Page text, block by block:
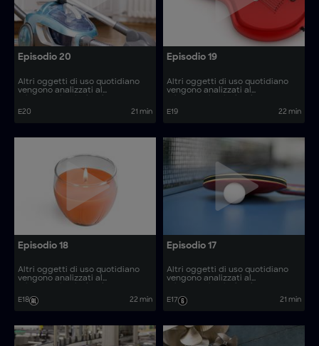
Episodio 20
Altri oggetti di uso quotidiano
vengono analizzati al
vengono prodotti. Come si
realizzano articoli come le tavole
E20 21 min
Episodio 19
Altri oggetti di uso quotidiano
vengono analizzati al
vengono prodotti. Come si
realizzano articoli come i cilindri
E19 22 min
Episodio 18
Altri oggetti di uso quotidiano
vengono analizzati al
vengono prodotti. Come si
realizzano articoli come le
E18 22 min
Episodio 17
Altri oggetti di uso quotidiano
vengono analizzati al
vengono prodotti. Come si
realizzano articoli come i kit di
E17 21 min